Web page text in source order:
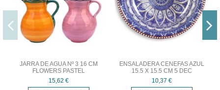
JARRA DE AGUA Nº 3 16 CM
FLOWERS PASTEL
15,62 €
ENSALADERA CENEFAS AZUL
15.5 X 15.5 CM 5 DEC
10,37 €